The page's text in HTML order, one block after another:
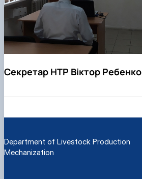
Секретар НТР Віктор Ребенко
Department of Livestock Production
Mechanization